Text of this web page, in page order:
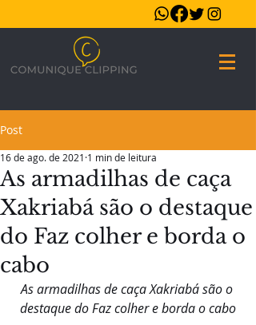
Post
As armadilhas de caça
Xakriabá são o destaque
do Faz colher e borda o
cabo
16 de ago. de 2021 1 min de leitura
As armadilhas de caça Xakriabá são o
destaque do Faz colher e borda o cabo